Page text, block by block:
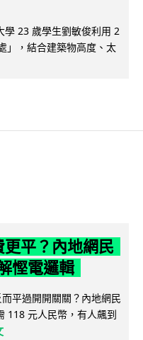
學 23 歲學生劉敏俊利用 2
」，結合建築物高度、太
平？內地網民
慳電邏輯
平過開開關關？內地網民
118 元人民幣，有人飆到